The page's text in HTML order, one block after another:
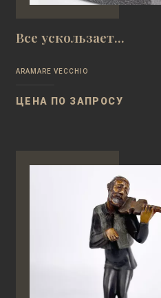
Все ускользает...
ARAMARE VECCHIO
ЦЕНА ПО ЗАПРОСУ